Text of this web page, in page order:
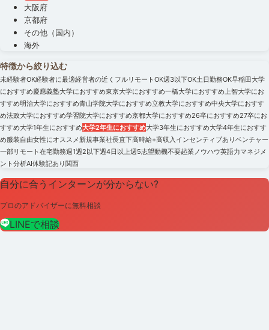
大阪府
京都府
その他（国内）
海外
特徴から絞り込む
未経験者OK経験者に最適経営者の近く フルリモートOK週3以下OK土日勤務OK早稲田大学
におすすめ慶應義塾大学におすすめ東京大学におすすめ一橋大学におすすめ上智大学にお
すすめ明治大学におすすめ青山学院大学におすすめ立教大学におすすめ中央大学におすす
め法政大学におすすめ学習院大学におすすめ京都大学におすすめ26卒におすすめ27卒にお
すすめ大学1年生におすすめ大学2年生におすすめ大学3年生におすすめ大学4年生におすす
め服装自由女性にオススメ新規事業社長直下高時給+高収入 インセンティブありベンチャー
一部リモート在宅勤務週1週2以下週4日以上週5志望動機不要起業ノウハウ英語力マネジメ
ント分析AI体験記あり関西
自分に合うインターンが分からない?
プロのアドバイザーに無料相談
LINEで相談